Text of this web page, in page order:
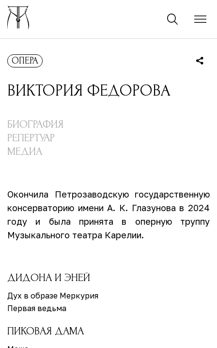
ОПЕРА
ВИКТОРИЯ ФЕДОРОВА
БИОГРАФИЯ
РЕПЕРТУАР
МЕДИА
Окончила Петрозаводскую государственную
консерваторию имени А. К. Глазунова в 2024
году и была принята в оперную труппу
Музыкального театра Карелии.
ДИДОНА И ЭНЕЙ
Дух в образе Меркурия
Первая ведьма
ПИКОВАЯ ДАМА